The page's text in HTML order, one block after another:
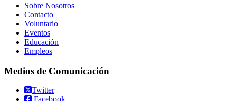
Sobre Nosotros
Contacto
Voluntario
Eventos
Educación
Empleos
Medios de Comunicación
Twitter